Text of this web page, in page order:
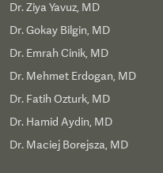
Dr. Ziya Yavuz, MD
Dr. Gokay Bilgin, MD
Dr. Emrah Cinik, MD
Dr. Mehmet Erdogan, MD
Dr. Fatih Ozturk, MD
Dr. Hamid Aydin, MD
Dr. Maciej Borejsza, MD